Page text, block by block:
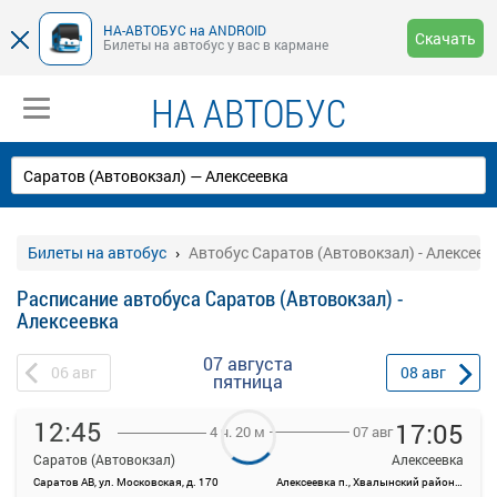
НА-АВТОБУС на ANDROID
Билеты на автобус у вас в кармане
Скачать
НА АВТОБУС
Билеты на автобус Автобус Саратов (Автовокзал) -
Расписание автобуса Саратов (Автовокзал) -
Алексеевка
06 авг 07 августа
пятница 08 авг
12:45
Саратов (Автовокзал)
Саратов АВ, ул. Московская, д. 170
4 ч. 20 м 07 авг 17:05
Алексеевка
Алексеевка п., Хвалынский район, Саратовская область